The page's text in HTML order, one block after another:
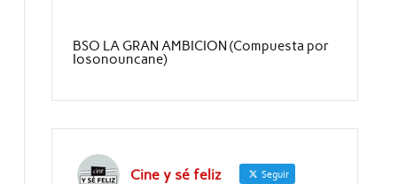
BSO LA GRAN AMBICION (Compuesta por
Iosonouncane)
Cine y sé feliz Seguir